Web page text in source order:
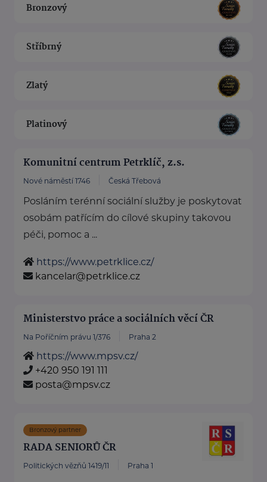
Bronzový
Stříbrný
Zlatý
Platinový
Komunitní centrum Petrklíč, z.s.
Nové náměstí 1746 Česká Třebová
Posláním terénní sociální služby je poskytovat
osobám patřícím do cílové skupiny takovou
péči, pomoc a ...
https://www.petrklice.cz/
kancelar@petrklice.cz
Ministerstvo práce a sociálních věcí ČR
Na Poříčním právu 1/376 Praha 2
https://www.mpsv.cz/
+420 950 191 111
posta@mpsv.cz
Bronzový partner
RADA SENIORŮ ČR
Politických vězňů 1419/11 Praha 1